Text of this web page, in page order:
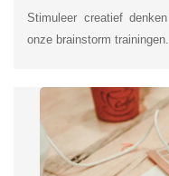
Stimuleer creatief
onze brainstorm trainingen.